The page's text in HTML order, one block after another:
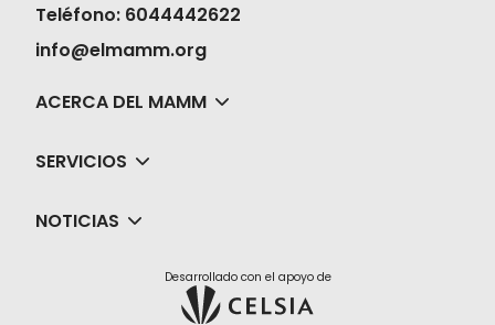
Teléfono: 6044442622
info@elmamm.org
ACERCA DEL MAMM
SERVICIOS
NOTICIAS
Desarrollado con el apoyo de